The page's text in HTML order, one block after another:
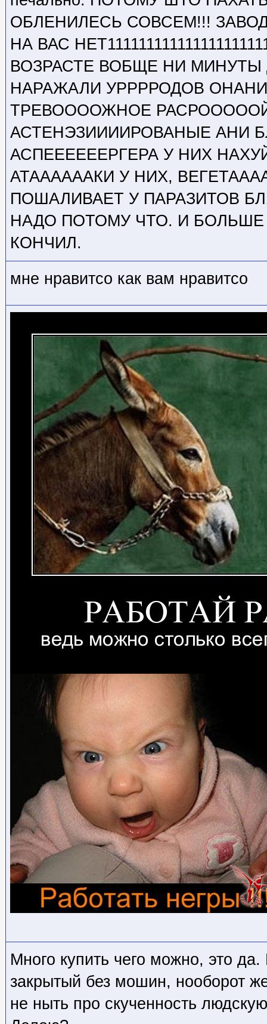
ОБЛЕНИЛЕСЬ СОВСЕМ!!!
НА ВАС
ВОЗРАСТЕ ВОБЩЕ НИ МИНУТЫ
НАРАЖАЛИ УРРРРОДОВ
ТРЕВООООЖНОЕ
АСТЕНЭЗИИИИРОВАНЫЕ АНИ
АСПЕЕЕЕЕЕРГЕРА У НИХ
АТААААААКИ У НИХ,
ПОШАЛИВАЕТ У ПАРАЗИТОВ
НАДО ПОТОМУ ЧТО. И БОЛЬШЕ
КОНЧИЛ.
мне нравитсо как вам нравитсо
Много купить чего можно, это
закрытый без мошин, нооборот
не ныть про скученность